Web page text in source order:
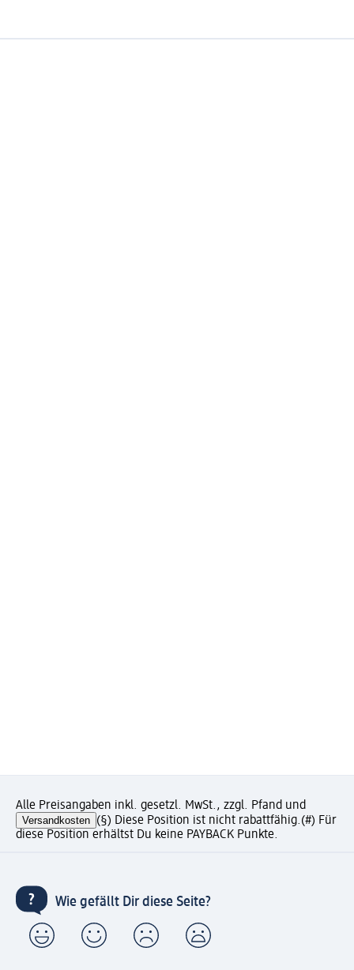
Alle Preisangaben inkl. gesetzl. MwSt., zzgl. Pfand und
Versandkosten (§) Diese Position ist nicht rabattfähig.(#) Für
diese Position erhältst Du keine PAYBACK Punkte.
Wie gefällt Dir diese Seite?